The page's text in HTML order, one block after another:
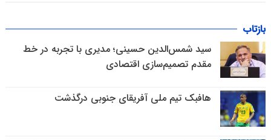
بازتاب
سید شمس‌الدین حسینی؛ مدیری با تجربه در خط
مقدم تصمیم‌سازی اقتصادی
هافبک تیم ملی آفریقای جنوبی درگذشت